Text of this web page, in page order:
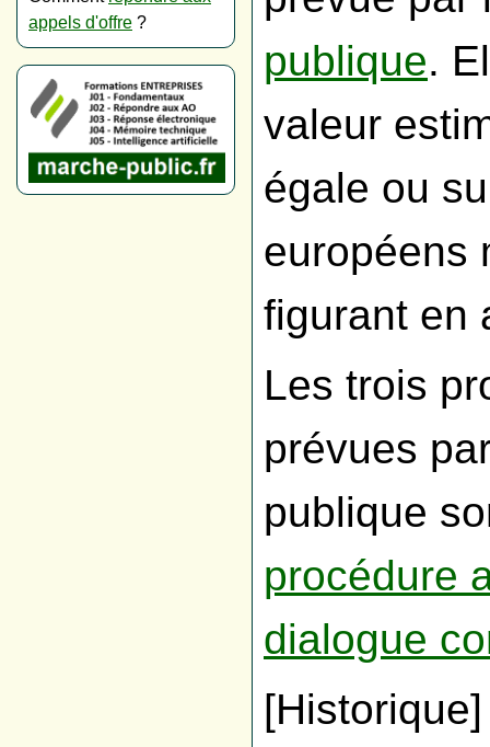
appels d'offre ?
publique.
valeur
égale ou
européens
figurant en
Les trois
prévues
publique
procédure
dialogue